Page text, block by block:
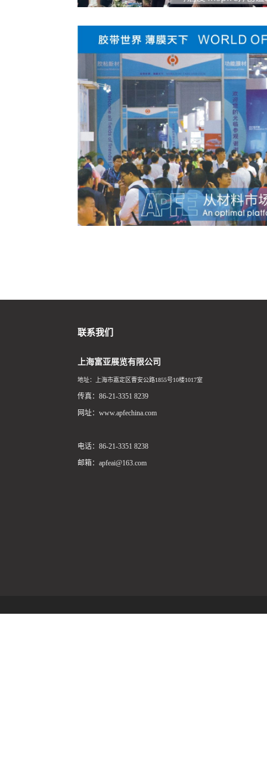
联系我们
上海富亚展览有限公司
地址：上海市嘉定区曹安公路1855号10楼1017室
传真：86-21-3351 8239
网址：www.apfechina.com
电话：86-21-3351 8238
邮箱：apfeai@163.com